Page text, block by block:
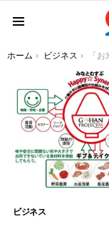
You are here:
ホーム ビジネス 「お米」をコミュニケーションツール
ビジネス